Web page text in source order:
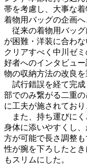
帯を考慮し、大事な
着物用バッグの企画へ
従来の着物用バッグ
が困難・洋装に合わ
クリアすべく中川ゼ
好者へのインタビュ
物の収納方法の改良を
試行錯誤を経て完成
部でのみ繋がる二重
に工夫が施されてお
また、持ち運びにく
身体に添いやすくし
方が可能で長さ調整
性が腕を下ろしたと
もスリムにした。